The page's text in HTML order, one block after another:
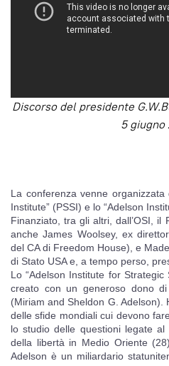
Discorso del presidente
5 giugno
La conferenza venne organizzata
Institute” (PSSI) e lo “Adelson
Finanziato, tra gli altri, dall’OSI, il
anche James Woolsey, ex
del CA di Freedom House), e
di Stato USA e, a tempo perso,
Lo “Adelson Institute for
creato con un generoso dono di
(Miriam and Sheldon G. Adelson).
delle sfide mondiali cui devono
lo studio delle questioni legate
della libertà in Medio Oriente
Adelson è un miliardario